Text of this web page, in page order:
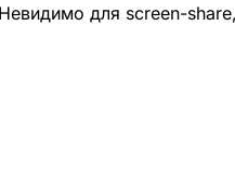
для screen-